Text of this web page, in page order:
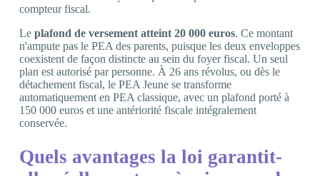
compteur fiscal.
Le plafond de versement atteint 20 000 euros. Ce montant
n'ampute pas le PEA des parents, puisque les deux enveloppes
coexistent de façon distincte au sein du foyer fiscal. Un seul
plan est autorisé par personne. À 26 ans révolus, ou dès le
détachement fiscal, le PEA Jeune se transforme
automatiquement en PEA classique, avec un plafond porté à
150 000 euros et une antériorité fiscale intégralement
conservée.
Quels avantages la loi garantit-